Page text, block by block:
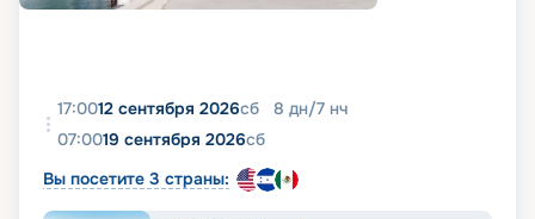
17:0012 сентября 2026сб 8 дн/7 нч
07:0019 сентября 2026сб
Вы посетите 3 страны: